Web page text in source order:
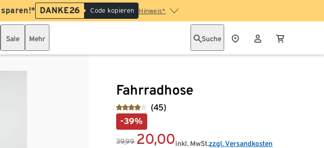
DANKE26 Code kopieren Hinweis*
Sale Mehr Suche
Fahrradhose
(45)
-39%
39,99 20,00inkl. MwSt.zzgl. Versandkosten